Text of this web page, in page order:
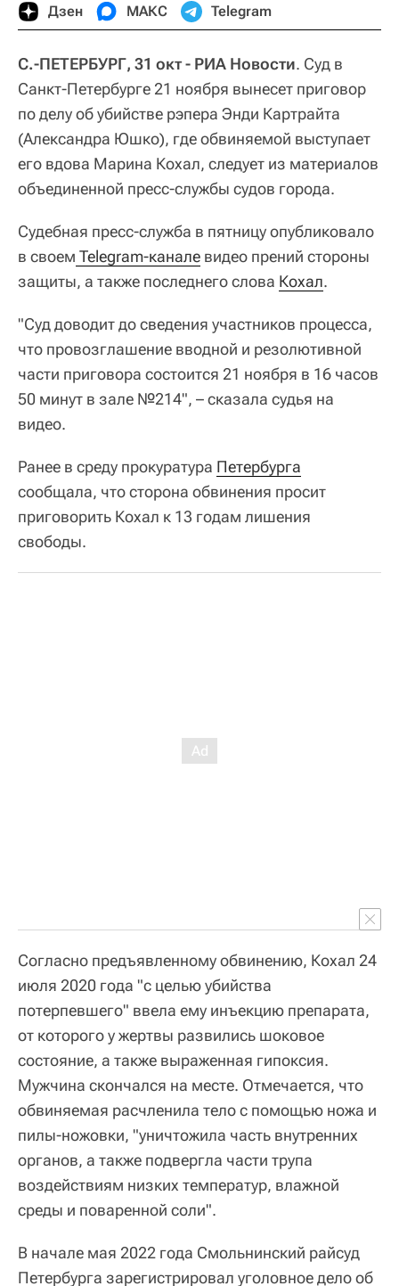
Дзен МАКС Telegram
С.-ПЕТЕРБУРГ, 31 окт - РИА Новости. Суд в
Санкт-Петербурге 21 ноября вынесет приговор
по делу об убийстве рэпера Энди Картрайта
(Александра Юшко), где обвиняемой выступает
его вдова Марина Кохал, следует из материалов
объединенной пресс-службы судов города.
Судебная пресс-служба в пятницу опубликовало
в своем Telegram-канале видео прений стороны
защиты, а также последнего слова Кохал.
"Суд доводит до сведения участников процесса,
что провозглашение вводной и резолютивной
части приговора состоится 21 ноября в 16 часов
50 минут в зале №214", – сказала судья на
видео.
Ранее в среду прокуратура Петербурга
сообщала, что сторона обвинения просит
приговорить Кохал к 13 годам лишения
свободы.
Согласно предъявленному обвинению, Кохал 24
июля 2020 года "с целью убийства
потерпевшего" ввела ему инъекцию препарата,
от которого у жертвы развились шоковое
состояние, а также выраженная гипоксия.
Мужчина скончался на месте. Отмечается, что
обвиняемая расчленила тело с помощью ножа и
пилы-ножовки, "уничтожила часть внутренних
органов, а также подвергла части трупа
воздействиям низких температур, влажной
среды и поваренной соли".
В начале мая 2022 года Смольнинский райсуд
Петербурга зарегистрировал уголовное дело об